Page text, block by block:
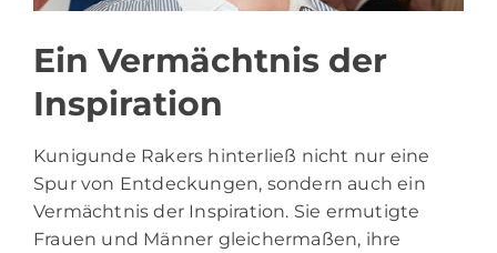
Ein Vermächtnis der
Inspiration
Kunigunde Rakers hinterließ nicht nur eine
Spur von Entdeckungen, sondern auch ein
Vermächtnis der Inspiration. Sie ermutigte
Frauen und Männer gleichermaßen, ihre